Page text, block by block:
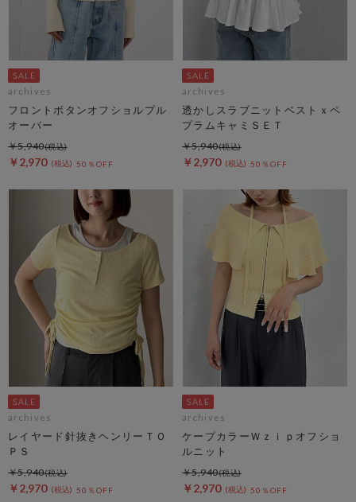
archives
フロントボタンオフショルプル
オーバー
￥2,970 50％OFF
￥5,940
archives
透かしスラブニットベストｘペ
プラムキャミＳＥＴ
￥2,970 50％OFF
￥5,940
archives
レイヤード針抜きヘンリーＴＯ
ＰＳ
￥2,970 50％OFF
￥5,940
archives
ケープカラーＷｚｉｐオフショ
ルニット
￥2,970 50％OFF
￥5,940